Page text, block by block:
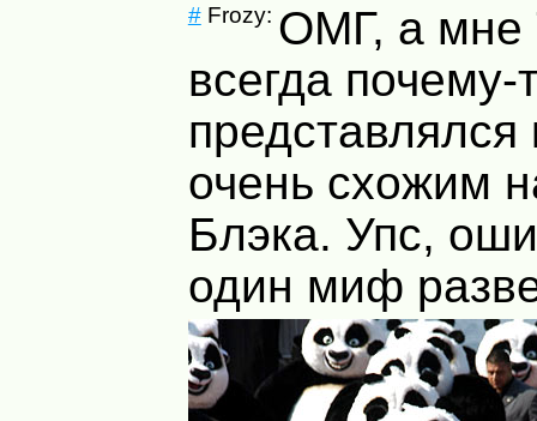
#Frozy: ОМГ, а мне
всегда почему-
представлялся
очень схожим
Блэка. Упс,
один миф